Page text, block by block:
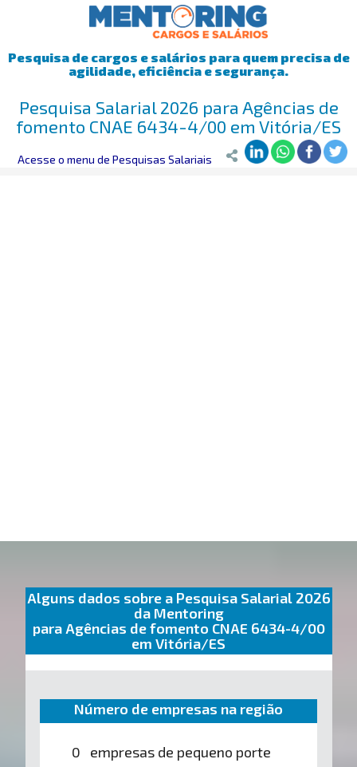
Pesquisa de cargos e salários para quem precisa de
agilidade, eficiência e segurança.
Pesquisa Salarial 2026 para Agências de
fomento CNAE 6434-4/00 em Vitória/ES
Mentoring>Pesquisa Salarial>Vitória/ES> Agências de fomento
Acesse o menu de Pesquisas Salariais
Alguns dados sobre a Pesquisa Salarial 2026
da Mentoring
para Agências de fomento CNAE 6434-4/00
em Vitória/ES
Número de empresas na região
0 empresas de pequeno porte